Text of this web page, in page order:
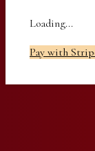
Loading...
Pay with